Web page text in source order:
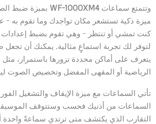
وتتمتع سماعات WF-1000XM4 بميزة ضبط
ميزة ذكية تستشعر مكان تواجدك وما تقوم به –
كنت تمشي أو تنتظر – وهي تقوم بضبط
لتوفر لك تجربة استماعٍ مثالية. يمكنك أن
يتعرف على أماكن محددة تزورها باستمرار، مثل
الرياضية أو المقهى المفضل وتخصيص الصوت
تأتي السماعات مع ميزة الإيقاف والتشغيل
السماعات من أذنيك فحسب وستتوقف
التقارب الذي يكتشف متى ترتدي سماعةً